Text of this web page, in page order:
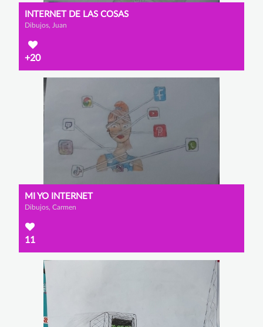
INTERNET DE LAS COSAS
Dibujos, Juan
+20
MI YO INTERNET
Dibujos, Carmen
11